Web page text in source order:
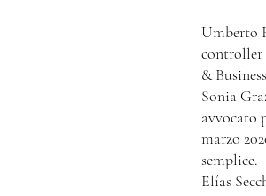
Umberto
controller
&
Sonia
avvocato
marzo
semplice.
Elías